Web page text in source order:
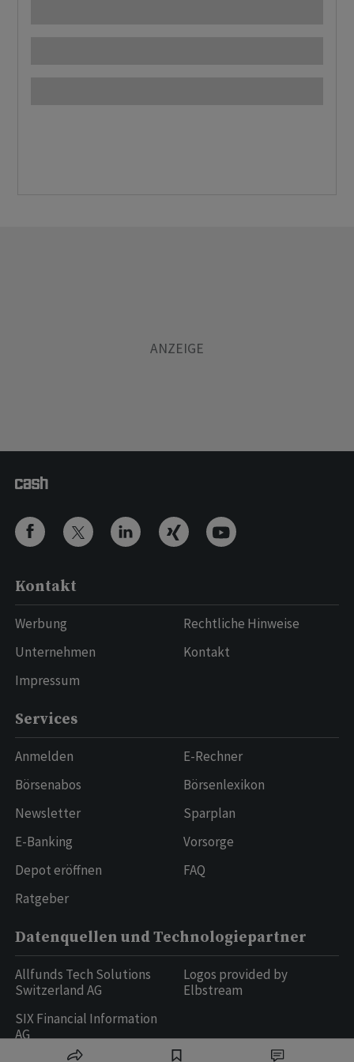
Kontakt
Werbung
Unternehmen
Impressum
Rechtliche Hinweise
Kontakt
Services
Anmelden
Börsenabos
Newsletter
E-Banking
Depot eröffnen
Ratgeber
E-Rechner
Börsenlexikon
Sparplan
Vorsorge
FAQ
Datenquellen und Technologiepartner
Allfunds Tech Solutions
Switzerland AG
SIX Financial Information
AG
Logos provided by
Elbstream